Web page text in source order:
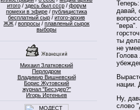
итого/ здесь был ссср/ форум
помехи в эфире / публицистика
бесплатный сыр / итого-архив
ЖЖ / вопросы / плавленый сырок
выборы
Михаил Златковский
Перлодром
Владимир Вишневский
Борис Жутовский
журнал "Бесэдер?"
Игорь Иртеньев
давай,
"вера".
ты
не
нации.
Ну,
слово